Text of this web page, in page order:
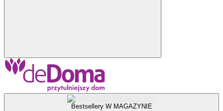
Bestsellery W MAGAZYNIE